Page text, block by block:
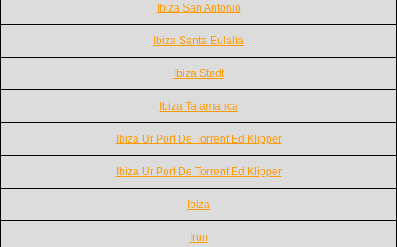
Ibiza San Antonio
Ibiza Santa Eulalia
Ibiza Stadt
Ibiza Talamanca
Ibiza Ur Port De Torrent Ed Klipper
Ibiza Ur Port De Torrent Ed Klipper
Ibiza
Irun